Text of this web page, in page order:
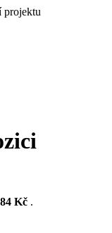
projektu
Kč .